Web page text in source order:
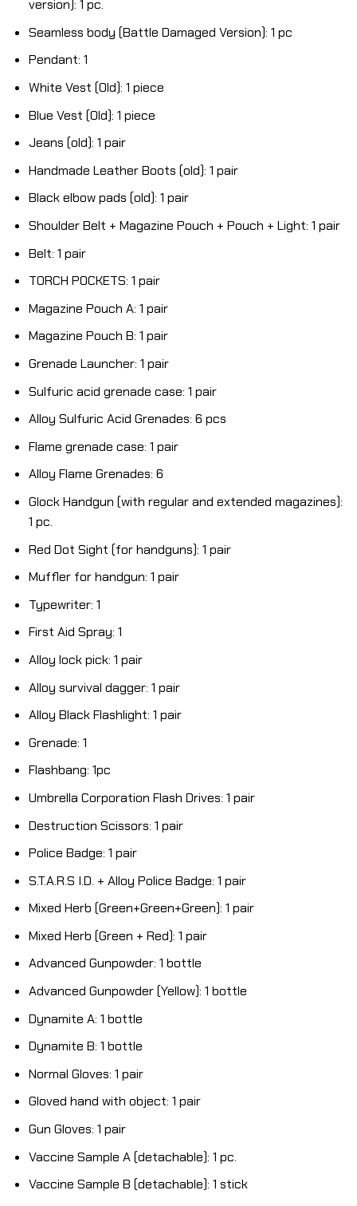
version): 1 pc.
Seamless body (Battle Damaged Version): 1 pc
Pendant: 1
White Vest (Old): 1 piece
Blue Vest (Old): 1 piece
Jeans (old): 1 pair
Handmade Leather Boots (old): 1 pair
Black elbow pads (old): 1 pair
Shoulder Belt + Magazine Pouch + Pouch + Light: 1 pair
Belt: 1 pair
TORCH POCKETS: 1 pair
Magazine Pouch A: 1 pair
Magazine Pouch B: 1 pair
Grenade Launcher: 1 pair
Sulfuric acid grenade case: 1 pair
Alloy Sulfuric Acid Grenades: 6 pcs
Flame grenade case: 1 pair
Alloy Flame Grenades: 6
Glock Handgun (with regular and extended magazines):
1 pc.
Red Dot Sight (for handguns): 1 pair
Muffler for handgun: 1 pair
Typewriter: 1
First Aid Spray: 1
Alloy lock pick: 1 pair
Alloy survival dagger: 1 pair
Alloy Black Flashlight: 1 pair
Grenade: 1
Flashbang: 1pc
Umbrella Corporation Flash Drives: 1 pair
Destruction Scissors: 1 pair
Police Badge: 1 pair
S.T.A.R.S I.D. + Alloy Police Badge: 1 pair
Mixed Herb (Green+Green+Green): 1 pair
Mixed Herb (Green + Red): 1 pair
Advanced Gunpowder: 1 bottle
Advanced Gunpowder (Yellow): 1 bottle
Dynamite A: 1 bottle
Dynamite B: 1 bottle
Normal Gloves: 1 pair
Gloved hand with object: 1 pair
Gun Gloves: 1 pair
Vaccine Sample A (detachable): 1 pc.
Vaccine Sample B (detachable): 1 stick